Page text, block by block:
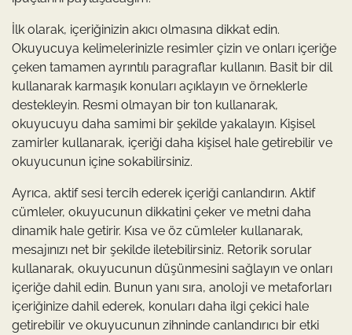
İlk olarak, içeriğinizin akıcı olmasına dikkat edin.
Okuyucuya kelimelerinizle resimler çizin ve onları içeriğe
çeken tamamen ayrıntılı paragraflar kullanın. Basit bir dil
kullanarak karmaşık konuları açıklayın ve örneklerle
destekleyin. Resmi olmayan bir ton kullanarak,
okuyucuyu daha samimi bir şekilde yakalayın. Kişisel
zamirler kullanarak, içeriği daha kişisel hale getirebilir ve
okuyucunun içine sokabilirsiniz.
Ayrıca, aktif sesi tercih ederek içeriği canlandırın. Aktif
cümleler, okuyucunun dikkatini çeker ve metni daha
dinamik hale getirir. Kısa ve öz cümleler kullanarak,
mesajınızı net bir şekilde iletebilirsiniz. Retorik sorular
kullanarak, okuyucunun düşünmesini sağlayın ve onları
içeriğe dahil edin. Bunun yanı sıra, anoloji ve metaforları
içeriğinize dahil ederek, konuları daha ilgi çekici hale
getirebilir ve okuyucunun zihninde canlandırıcı bir etki